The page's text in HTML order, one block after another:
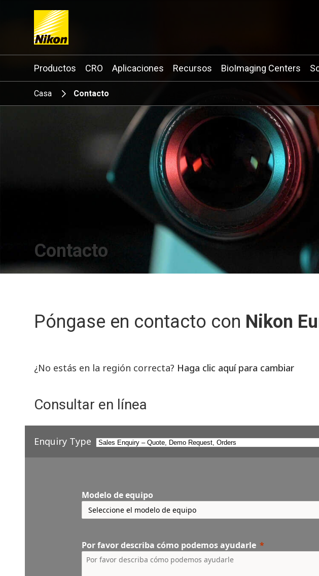
Search keyword(s)
Productos CRO Aplicaciones Recursos BioImaging Centers
Casa Contacto
Contacto
Póngase en contacto con Nikon
¿No estás en la región correcta? Haga clic aquí para cambiar
Consultar en línea
Enquiry Type
Modelo de equipo
Por favor describa cómo podemos ayudarle